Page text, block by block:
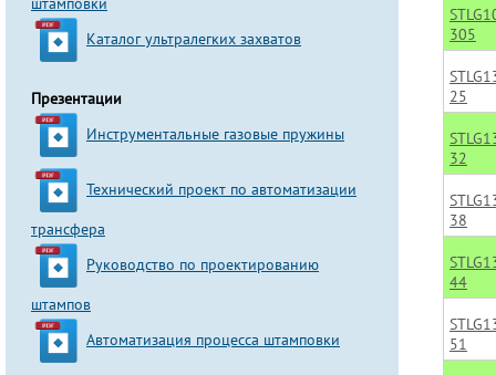
Каталог ультралегких захватов
Презентации
Инструментальные газовые пружины
Технический проект по автоматизации
трансфера
Руководство по проектированию
штампов
Автоматизация процесса штамповки
305
25
32
38
44
51